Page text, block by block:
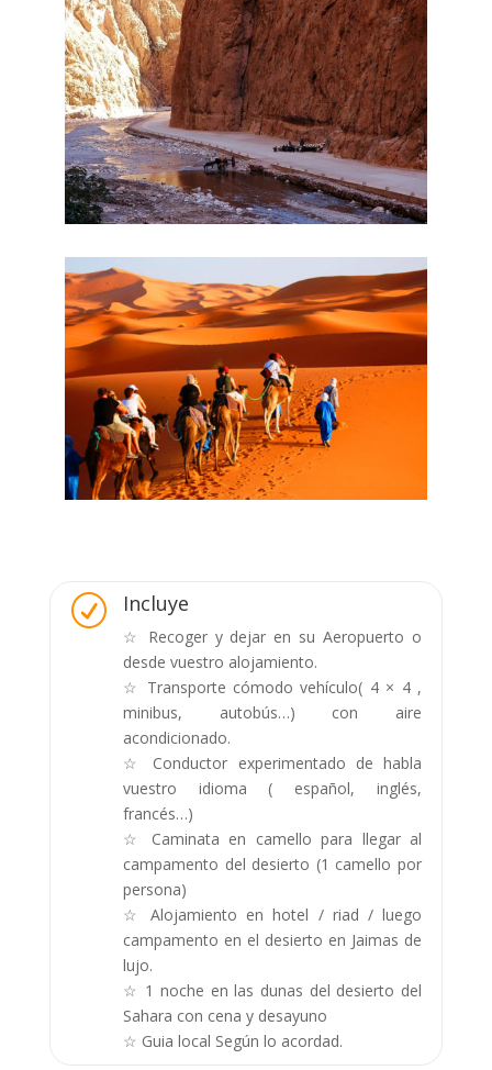
R Incluye
☆ Recoger y dejar en su Aeropuerto o
desde vuestro alojamiento.
☆ Transporte cómodo vehículo( 4 × 4 ,
minibus, autobús…) con aire
acondicionado.
☆ Conductor experimentado de habla
vuestro idioma ( español, inglés,
francés…)
☆ Caminata en camello para llegar al
campamento del desierto (1 camello por
persona)
☆ Alojamiento en hotel / riad / luego
campamento en el desierto en Jaimas de
lujo.
☆ 1 noche en las dunas del desierto del
Sahara con cena y desayuno
☆ Guia local Según lo acordad.